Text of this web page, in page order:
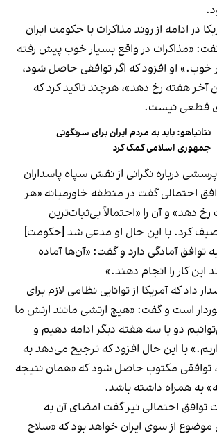
در ادامه از روند مذاکرات با حکومت ایران
گفت: «مذاکرات در واقع بسیار خوب پیش رفته
او افزود که اگر توافقی حاصل شود،
هفته رخ دهد»، هرچند تاکید کرد که
قطعی نیست.
نتانیاهو: باید به مردم ایران برای سرنگونی
جمهوری اسلامی کمک کرد
درباره نگرانی از نقش سپاه پاسداران
احتمالی گفت در منطقه خاورمیانه «هر
دهد» و آن را «احتمالاً بی‌ثبات‌ترین
کرد. با این حال او مدعی شد [حکومت]
توافق آمادگی دارد و گفت: «آن‌ها آماده
کار را انجام دهند.»
داد که آمریکا از توانایی نظامی لازم برای
است و گفت: «هیچ ارتشی مانند ارتش ما
دو یا سه هفته دیگر ادامه دهیم و
با این حال افزود که ترجیح می‌دهد به
توافقی مکتوب حاصل شود که «همان نتیجه
به همراه داشته باشد.
توافق احتمالی نیز گفت امضای آن به
از سوی ایران خواهد بود که «سلاح